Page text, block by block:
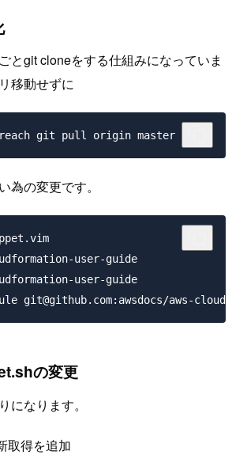
とgit cloneをする仕組みになっていま
移動せずに
git pull origin master
為の変更です。
user-guide
user-guide
の変更
になります。
取得を追加